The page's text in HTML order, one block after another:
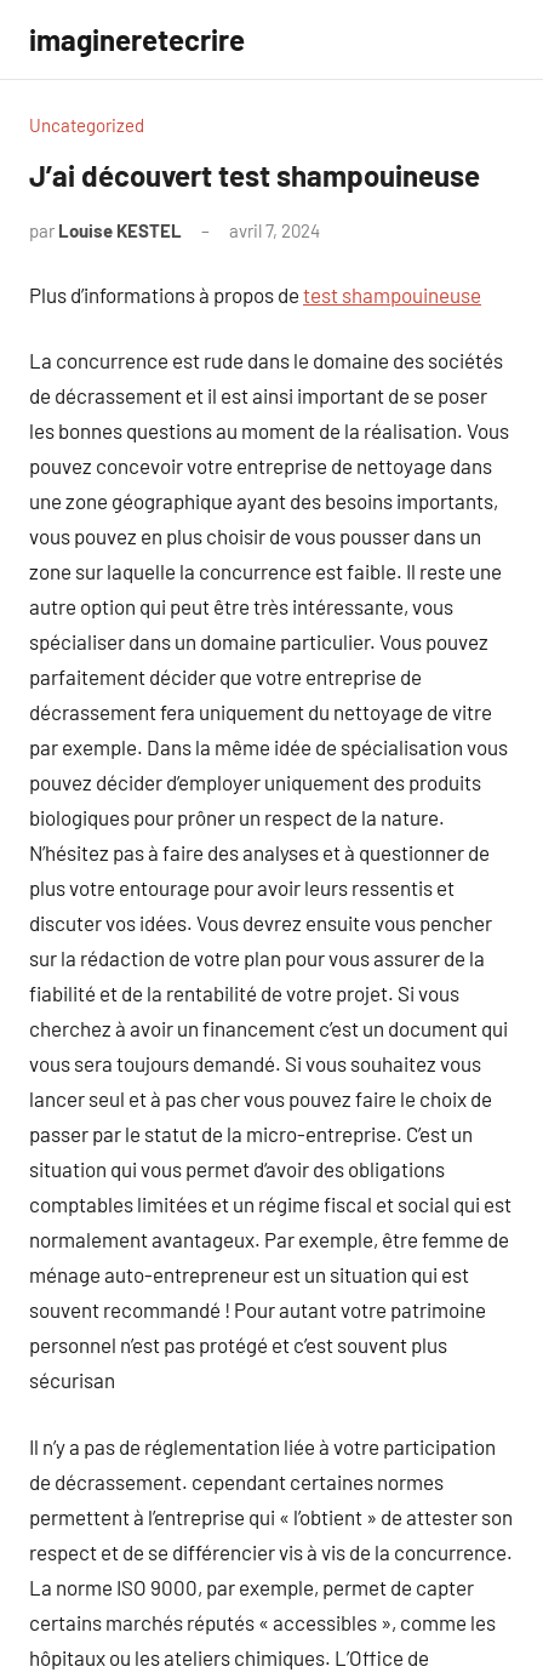
contenu
imagineretecrire
Uncategorized
J’ai découvert test shampouineuse
par Louise KESTEL avril 7, 2024
Plus d’informations à propos de test shampouineuse
La concurrence est rude dans le domaine des sociétés
de décrassement et il est ainsi important de se poser
les bonnes questions au moment de la réalisation. Vous
pouvez concevoir votre entreprise de nettoyage dans
une zone géographique ayant des besoins importants,
vous pouvez en plus choisir de vous pousser dans un
zone sur laquelle la concurrence est faible. Il reste une
autre option qui peut être très intéressante, vous
spécialiser dans un domaine particulier. Vous pouvez
parfaitement décider que votre entreprise de
décrassement fera uniquement du nettoyage de vitre
par exemple. Dans la même idée de spécialisation vous
pouvez décider d’employer uniquement des produits
biologiques pour prôner un respect de la nature.
N’hésitez pas à faire des analyses et à questionner de
plus votre entourage pour avoir leurs ressentis et
discuter vos idées. Vous devrez ensuite vous pencher
sur la rédaction de votre plan pour vous assurer de la
fiabilité et de la rentabilité de votre projet. Si vous
cherchez à avoir un financement c’est un document qui
vous sera toujours demandé. Si vous souhaitez vous
lancer seul et à pas cher vous pouvez faire le choix de
passer par le statut de la micro-entreprise. C’est un
situation qui vous permet d‘avoir des obligations
comptables limitées et un régime fiscal et social qui est
normalement avantageux. Par exemple, être femme de
ménage auto-entrepreneur est un situation qui est
souvent recommandé ! Pour autant votre patrimoine
personnel n’est pas protégé et c’est souvent plus
sécurisan
Il n’y a pas de réglementation liée à votre participation
de décrassement. cependant certaines normes
permettent à l’entreprise qui « l’obtient » de attester son
respect et de se différencier vis à vis de la concurrence.
La norme ISO 9000, par exemple, permet de capter
certains marchés réputés « accessibles », comme les
hôpitaux ou les ateliers chimiques. L’Office de